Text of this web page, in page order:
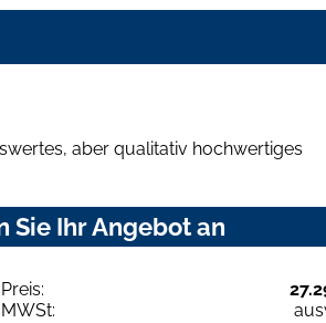
aber qualitativ hochwertiges
Sie Ihr Angebot an
Preis:
MWSt: